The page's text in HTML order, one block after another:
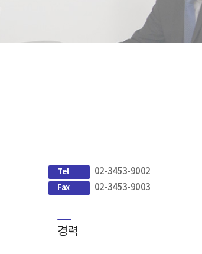
Tel 02-3453-9002
Fax 02-3453-9003
경력